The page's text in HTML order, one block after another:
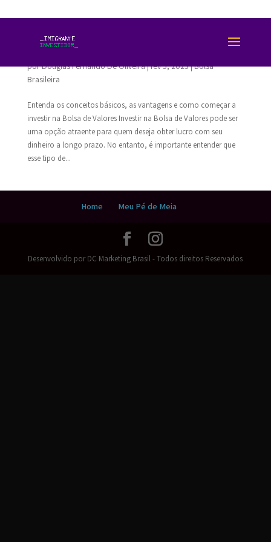
Como investir na Bolsa de Valores no Brasil:
porDouglas Fernando De Oliveira|fev 5, 2023|Bolsa
Brasileira
Entenda os conceitos básicos, as vantagens e como começar a
investir na Bolsa de Valores Investir na Bolsa de Valores pode ser
uma opção atraente para quem deseja obter lucro com seu
dinheiro a longo prazo. No entanto, é importante entender que
esse tipo de...
Home Meu Pé de Meia
Desenvolvido por DC Marketing Brasil - Todos direitos Reservados